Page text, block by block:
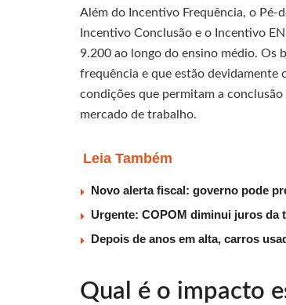
Além do Incentivo Frequência, o
Incentivo Conclusão e o Incentivo
9.200 ao longo do ensino médio. Os
frequência e que estão
condições que permitam a
mercado de trabalho.
Leia Também
Novo alerta fiscal: governo pode
Urgente: COPOM diminui juros da
Depois de anos em alta, carros
Qual é o impacto